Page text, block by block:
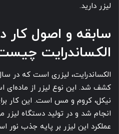
لیزر دارید.
سابقه و اصول کار
الکساندرایت
کشف شد. این نوع لیزر از ماده‌ای
نیکل، کروم و مس است. این کار
انجام شد و در تولید دستگاه لیزر
عملکرد این لیزر بر پایه جذب نور